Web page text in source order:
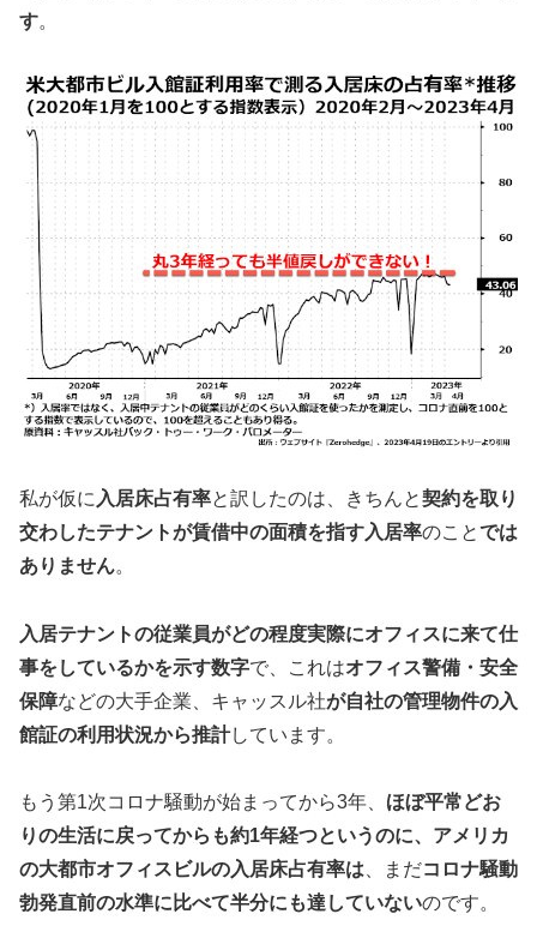
す。
私が仮に 入居床占有率と訳したのは、きちんと契約を取り
交わしたテナントが賃借中の面積を指す入居率のことでは
ありません。
入居テナントの従業員がどの程度実際にオフィスに来て仕
事をしているかを示す数字で、これはオフィス警備・安全
保障などの大手企業、キャッスル社が自社の管理物件の入
館証の利用状況から推計しています。
もう第1次コロナ騒動が始まってから3年、 ほぼ平常どお
りの生活に戻ってからも約1年経つというのに、アメリカ
の大都市オフィスビルの入居床占有率は、まだコロナ騒動
勃発直前の水準に比べて半分にも達していないのです。